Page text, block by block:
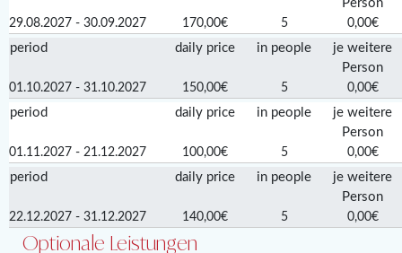
Person
29.08.2027 - 30.09.2027 170,00€ 5 0,00€
period daily price in people
je weitere
Person
01.10.2027 - 31.10.2027 150,00€ 5 0,00€
period daily price in people
je weitere
Person
01.11.2027 - 21.12.2027 100,00€ 5 0,00€
period daily price in people
je weitere
Person
22.12.2027 - 31.12.2027 140,00€ 5 0,00€
Optionale Leistungen